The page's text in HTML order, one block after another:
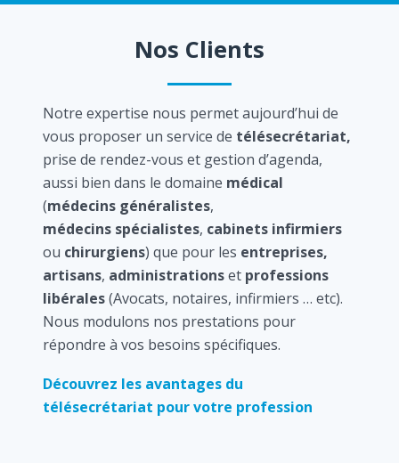
Nos Clients
Notre expertise nous permet aujourd’hui de
vous proposer un service de télésecrétariat,
prise de rendez-vous et gestion d’agenda,
aussi bien dans le domaine médical
(médecins généralistes,
médecins spécialistes, cabinets infirmiers
ou chirurgiens) que pour les entreprises,
artisans, administrationset professions
libérales(Avocats, notaires, infirmiers … etc).
Nous modulons nos prestations pour
répondre à vos besoins spécifiques.
Découvrez les avantages du
télésecrétariat pour votre profession